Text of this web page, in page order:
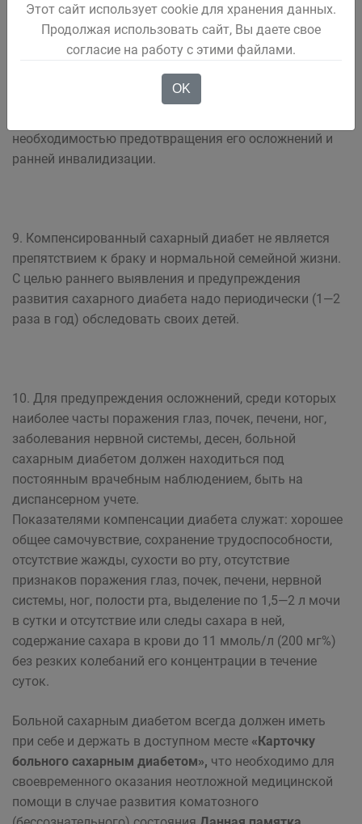
8. При выборе профессии и трудовой деятельности
больным диабетом должны учитываться ограничения,
необходимостью предотвращения его осложнений и
ранней инвалидизации.
9. Компенсированный сахарный диабет не является
препятствием к браку и нормальной семейной жизни.
С целью раннего выявления и предупреждения
развития сахарного диабета надо периодически (1—2
раза в год) обследовать своих детей.
10. Для предупреждения осложнений, среди которых
наиболее часты поражения глаз, почек, печени, ног,
заболевания нервной системы, десен, больной
сахарным диабетом должен находиться под
постоянным врачебным наблюдением, быть на
диспансерном учете.
Показателями компенсации диабета служат: хорошее
общее самочувствие, сохранение трудоспособности,
отсутствие жажды, сухости во рту, отсутствие
признаков поражения глаз, почек, печени, нервной
системы, ног, полости рта, выделение по 1,5—2 л мочи
в сутки и отсутствие или следы сахара в ней,
содержание сахара в крови до 11 ммоль/л (200 мг%)
без резких колебаний его концентрации в течение
суток.
Больной сахарным диабетом всегда должен иметь
при себе и держать в доступном месте «Карточку
больного сахарным диабетом», что необходимо для
своевременного оказания неотложной медицинской
помощи в случае развития коматозного
Этот сайт использует cookie для хранения данных.
Продолжая использовать сайт, Вы даете свое
согласие на работу с этими файлами.
OK